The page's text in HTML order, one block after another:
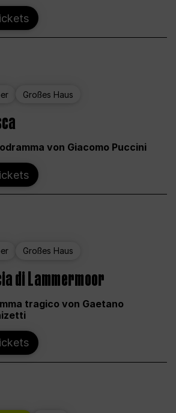
Großes Haus
von Giacomo Puccini
Großes Haus
di Lammermoor
tragico von Gaetano